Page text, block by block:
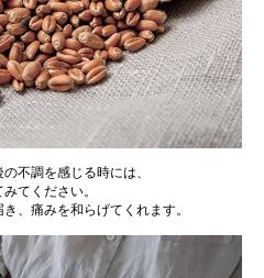
不調を感じる時には、
てください。
、痛みを和らげてくれます。